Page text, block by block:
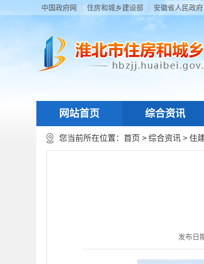
中国政府网 住房和城乡建设部 安徽省人民政府
网站首页 综合资讯
您当前所在位置： 首页 > 综合资讯 > 住
发布日